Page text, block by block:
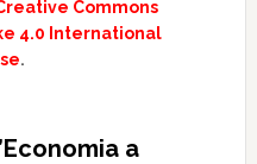
Commons
4.0 International
.
a